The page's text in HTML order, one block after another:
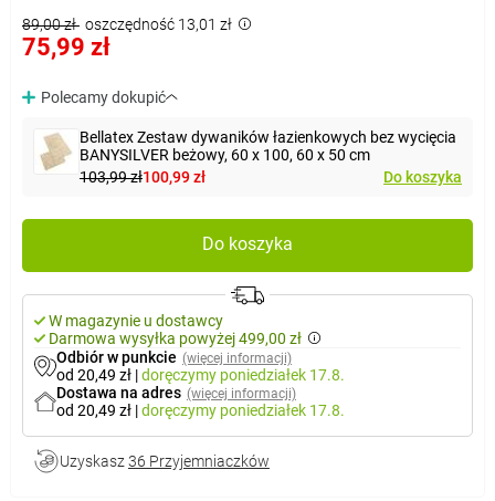
89,00 zł oszczędność 13,01 zł
75,99 zł
Polecamy dokupić
Bellatex Zestaw dywaników łazienkowych bez wycięcia
BANYSILVER beżowy, 60 x 100, 60 x 50 cm
103,99 zł100,99 zł Do koszyka
Do koszyka
W magazynie u dostawcy
Darmowa wysyłka powyżej 499,00 zł
Odbiór w punkcie (więcej informacji)
od 20,49 zł |doręczymy poniedziałek 17.8.
Dostawa na adres (więcej informacji)
od 20,49 zł |doręczymy poniedziałek 17.8.
Uzyskasz 36 Przyjemniaczków